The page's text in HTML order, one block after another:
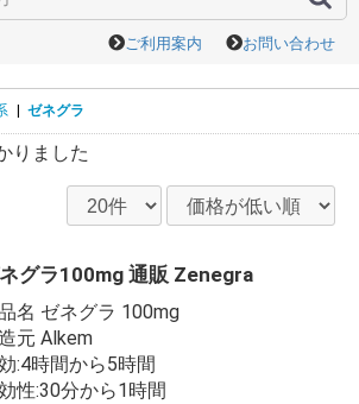
ご利用案内 お問い合わせ
ゼネグラ
りました
グラ100mg 通販 Zenegra
名 ゼネグラ 100mg
元 Alkem
:4時間から5時間
性:30分から1時間